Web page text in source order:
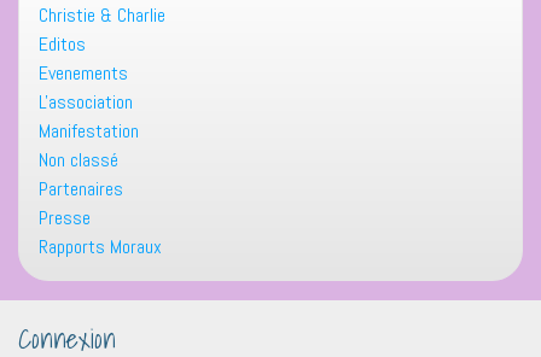
Christie & Charlie
Editos
Evenements
L'association
Manifestation
Non classé
Partenaires
Presse
Rapports Moraux
Connexion